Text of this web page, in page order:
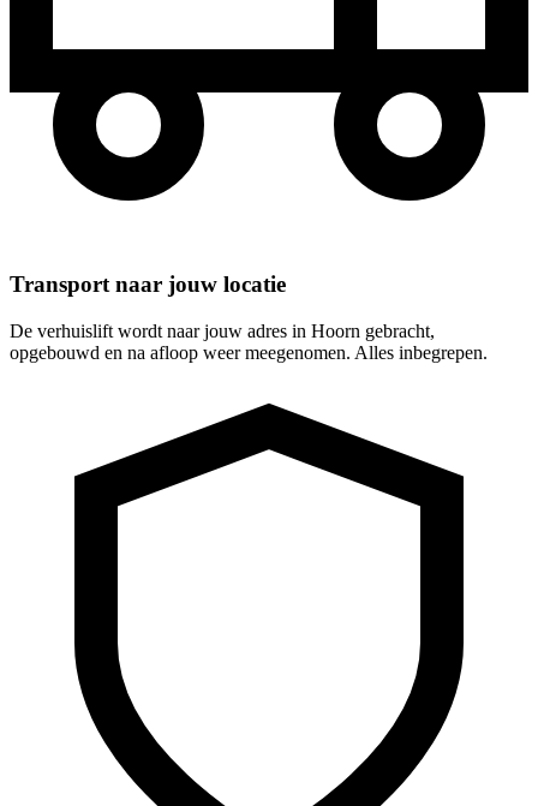
Transport naar jouw locatie
De verhuislift wordt naar jouw adres in Hoorn gebracht,
opgebouwd en na afloop weer meegenomen. Alles inbegrepen.